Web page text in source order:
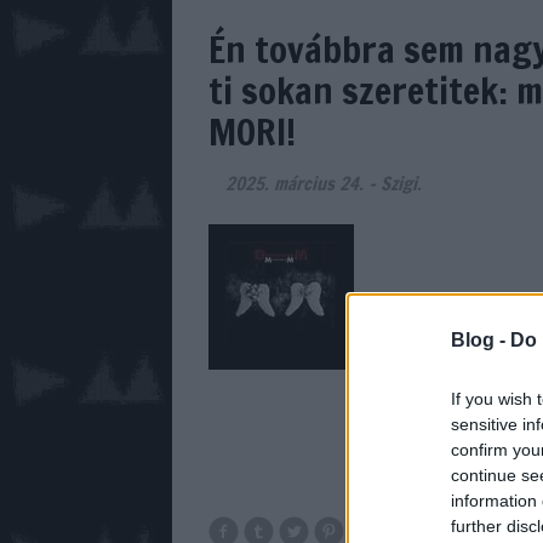
Blog -
If you wish
sensitive
confirm
continue
information
further
Én továbbra sem
ti sokan szeretitek:
MORI!
2025. március 24. - Szigi.